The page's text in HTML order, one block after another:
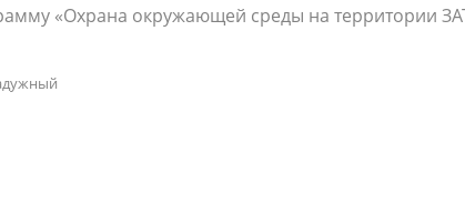
«Охрана окружающей среды на территории